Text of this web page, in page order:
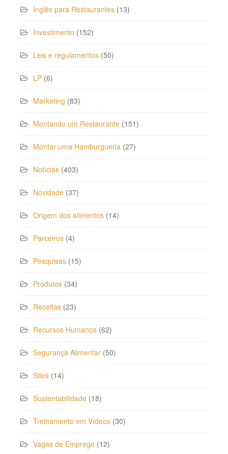
Inglês para Restaurantes (13)
Investimento (152)
Leis e regulamentos (50)
LP (6)
Marketing (83)
Montando um Restaurante (151)
Montar uma Hamburgueria (27)
Notícias (403)
Novidade (37)
Origem dos alimentos (14)
Parceiros (4)
Pesquisas (15)
Produtos (34)
Receitas (23)
Recursos Humanos (62)
Segurança Alimentar (50)
Sites (14)
Sustentabilidade (18)
Treinamento em Vídeos (30)
Vagas de Emprego (12)